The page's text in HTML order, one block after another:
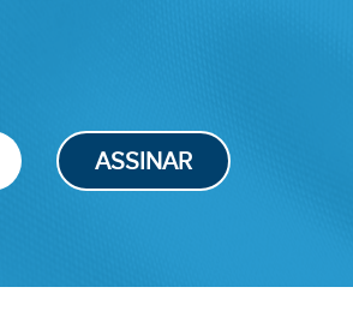
ASSINAR